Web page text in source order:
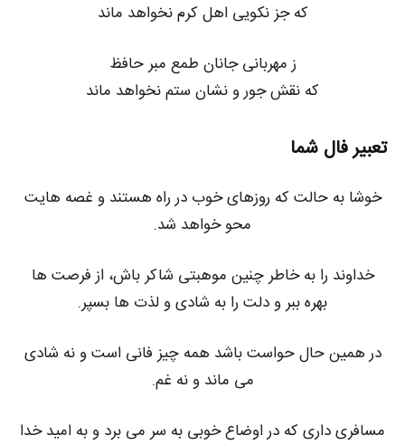
که جز نکویی اهل کرم نخواهد ماند
ز مهربانی جانان طمع مبر حافظ
که نقش جور و نشان ستم نخواهد ماند
تعبیر فال شما
خوشا به حالت که روزهای خوب در راه هستند و غصه هایت
محو خواهد شد.
خداوند را به خاطر چنین موهبتی شاکر باش، از فرصت ها
بهره ببر و دلت را به شادی و لذت ها بسپر.
در همین حال حواست باشد همه چیز فانی است و نه شادی
می ماند و نه غم.
مسافری داری که در اوضاع خوبی به سر می برد و به امید خدا